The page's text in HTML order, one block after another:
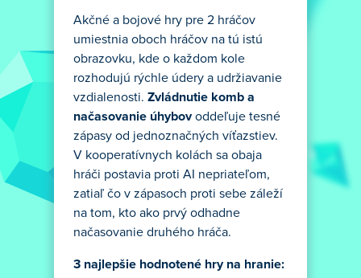
Akčné a bojové hry pre 2 hráčov
umiestnia oboch hráčov na tú istú
obrazovku, kde o každom kole
rozhodujú rýchle údery a udržiavanie
vzdialenosti. Zvládnutie komb a
načasovanie úhybovoddeľuje tesné
zápasy od jednoznačných víťazstiev.
V kooperatívnych kolách sa obaja
hráči postavia proti AI nepriateľom,
zatiaľ čo v zápasoch proti sebe záleží
na tom, kto ako prvý odhadne
načasovanie druhého hráča.
3 najlepšie hodnotené hry na hranie: